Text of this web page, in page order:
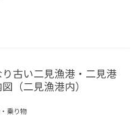
り古い二見漁港・二見港
（二見漁港内）
乗り物